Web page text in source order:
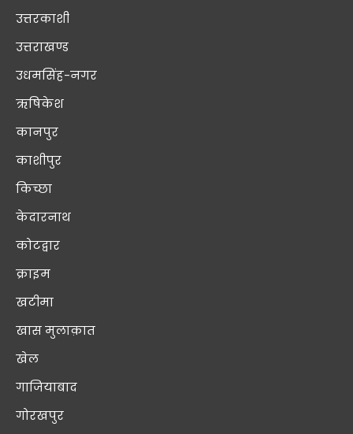
उत्तरकाशी
उत्तराखण्ड
उधमसिंह-नगर
ऋषिकेश
कानपुर
काशीपुर
किच्छा
केदारनाथ
कोटद्वार
क्राइम
खटीमा
खास मुलाक़ात
खेल
गाजियाबाद
गोरखपुर